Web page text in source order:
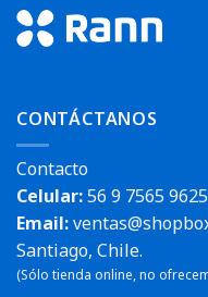
CONTÁCTANOS
Contacto
Celular:56 9 7565 9625
Email:
Santiago, Chile.
(Sólo tienda online, no